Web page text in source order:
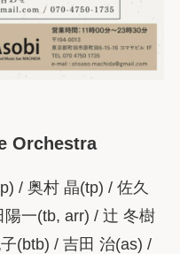
Orchestra
/ 奥村 晶(tp) / 佐久
一(tb, arr) / 辻 冬樹
(btb) / 吉田 治(as) /